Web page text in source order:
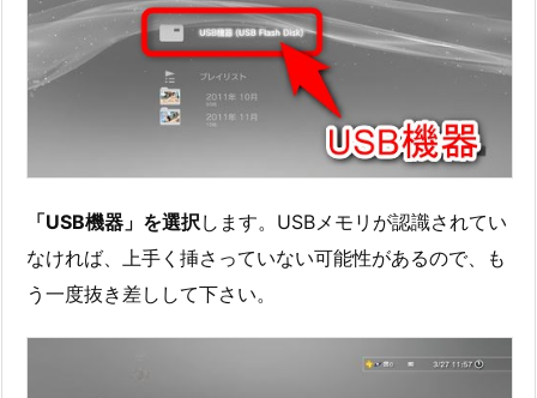
「USB機器」を選択 します。USBメモリが認識されてい
なければ、上手く挿さっていない可能性があるので、も
う一度抜き差しして下さい。